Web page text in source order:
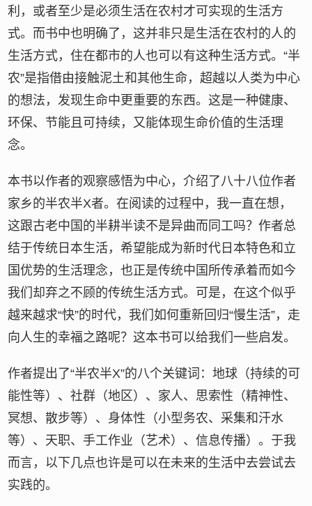
利，或者至少是必须生活在农村才可实现的生活方
式。而书中也明确了，这并非只是生活在农村的人的
生活方式，住在都市的人也可以有这种生活方式。“半
农”是指借由接触泥土和其他生命，超越以人类为中心
的想法，发现生命中更重要的东西。这是一种健康、
环保、节能且可持续，又能体现生命价值的生活理
念。
本书以作者的观察感悟为中心，介绍了八十八位作者
家乡的半农半X者。在阅读的过程中，我一直在想，
这跟古老中国的半耕半读不是异曲而同工吗？作者总
结于传统日本生活，希望能成为新时代日本特色和立
国优势的生活理念，也正是传统中国所传承着而如今
我们却弃之不顾的传统生活方式。可是，在这个似乎
越来越求“快”的时代，我们如何重新回归“慢生活”，走
向人生的幸福之路呢？这本书可以给我们一些启发。
作者提出了“半农半X”的八个关键词：地球（持续的可
能性等）、社群（地区）、家人、思索性（精神性、
冥想、散步等）、身体性（小型务农、采集和汗水
等）、天职、手工作业（艺术）、信息传播）。于我
而言，以下几点也许是可以在未来的生活中去尝试去
实践的。